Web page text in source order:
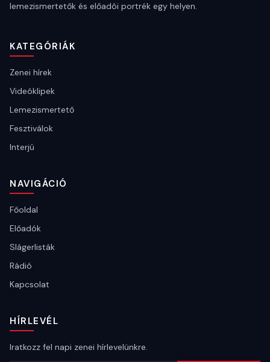
lemezismertetők és előadói portrék egy helyen.
KATEGÓRIÁK
Zenei hírek
Videóklipek
Lemezismertető
Fesztiválok
Interjú
NAVIGÁCIÓ
Főoldal
Előadók
Slágerlisták
Rádió
Kapcsolat
HÍRLEVÉL
Iratkozz fel napi zenei hírlevelünkre.